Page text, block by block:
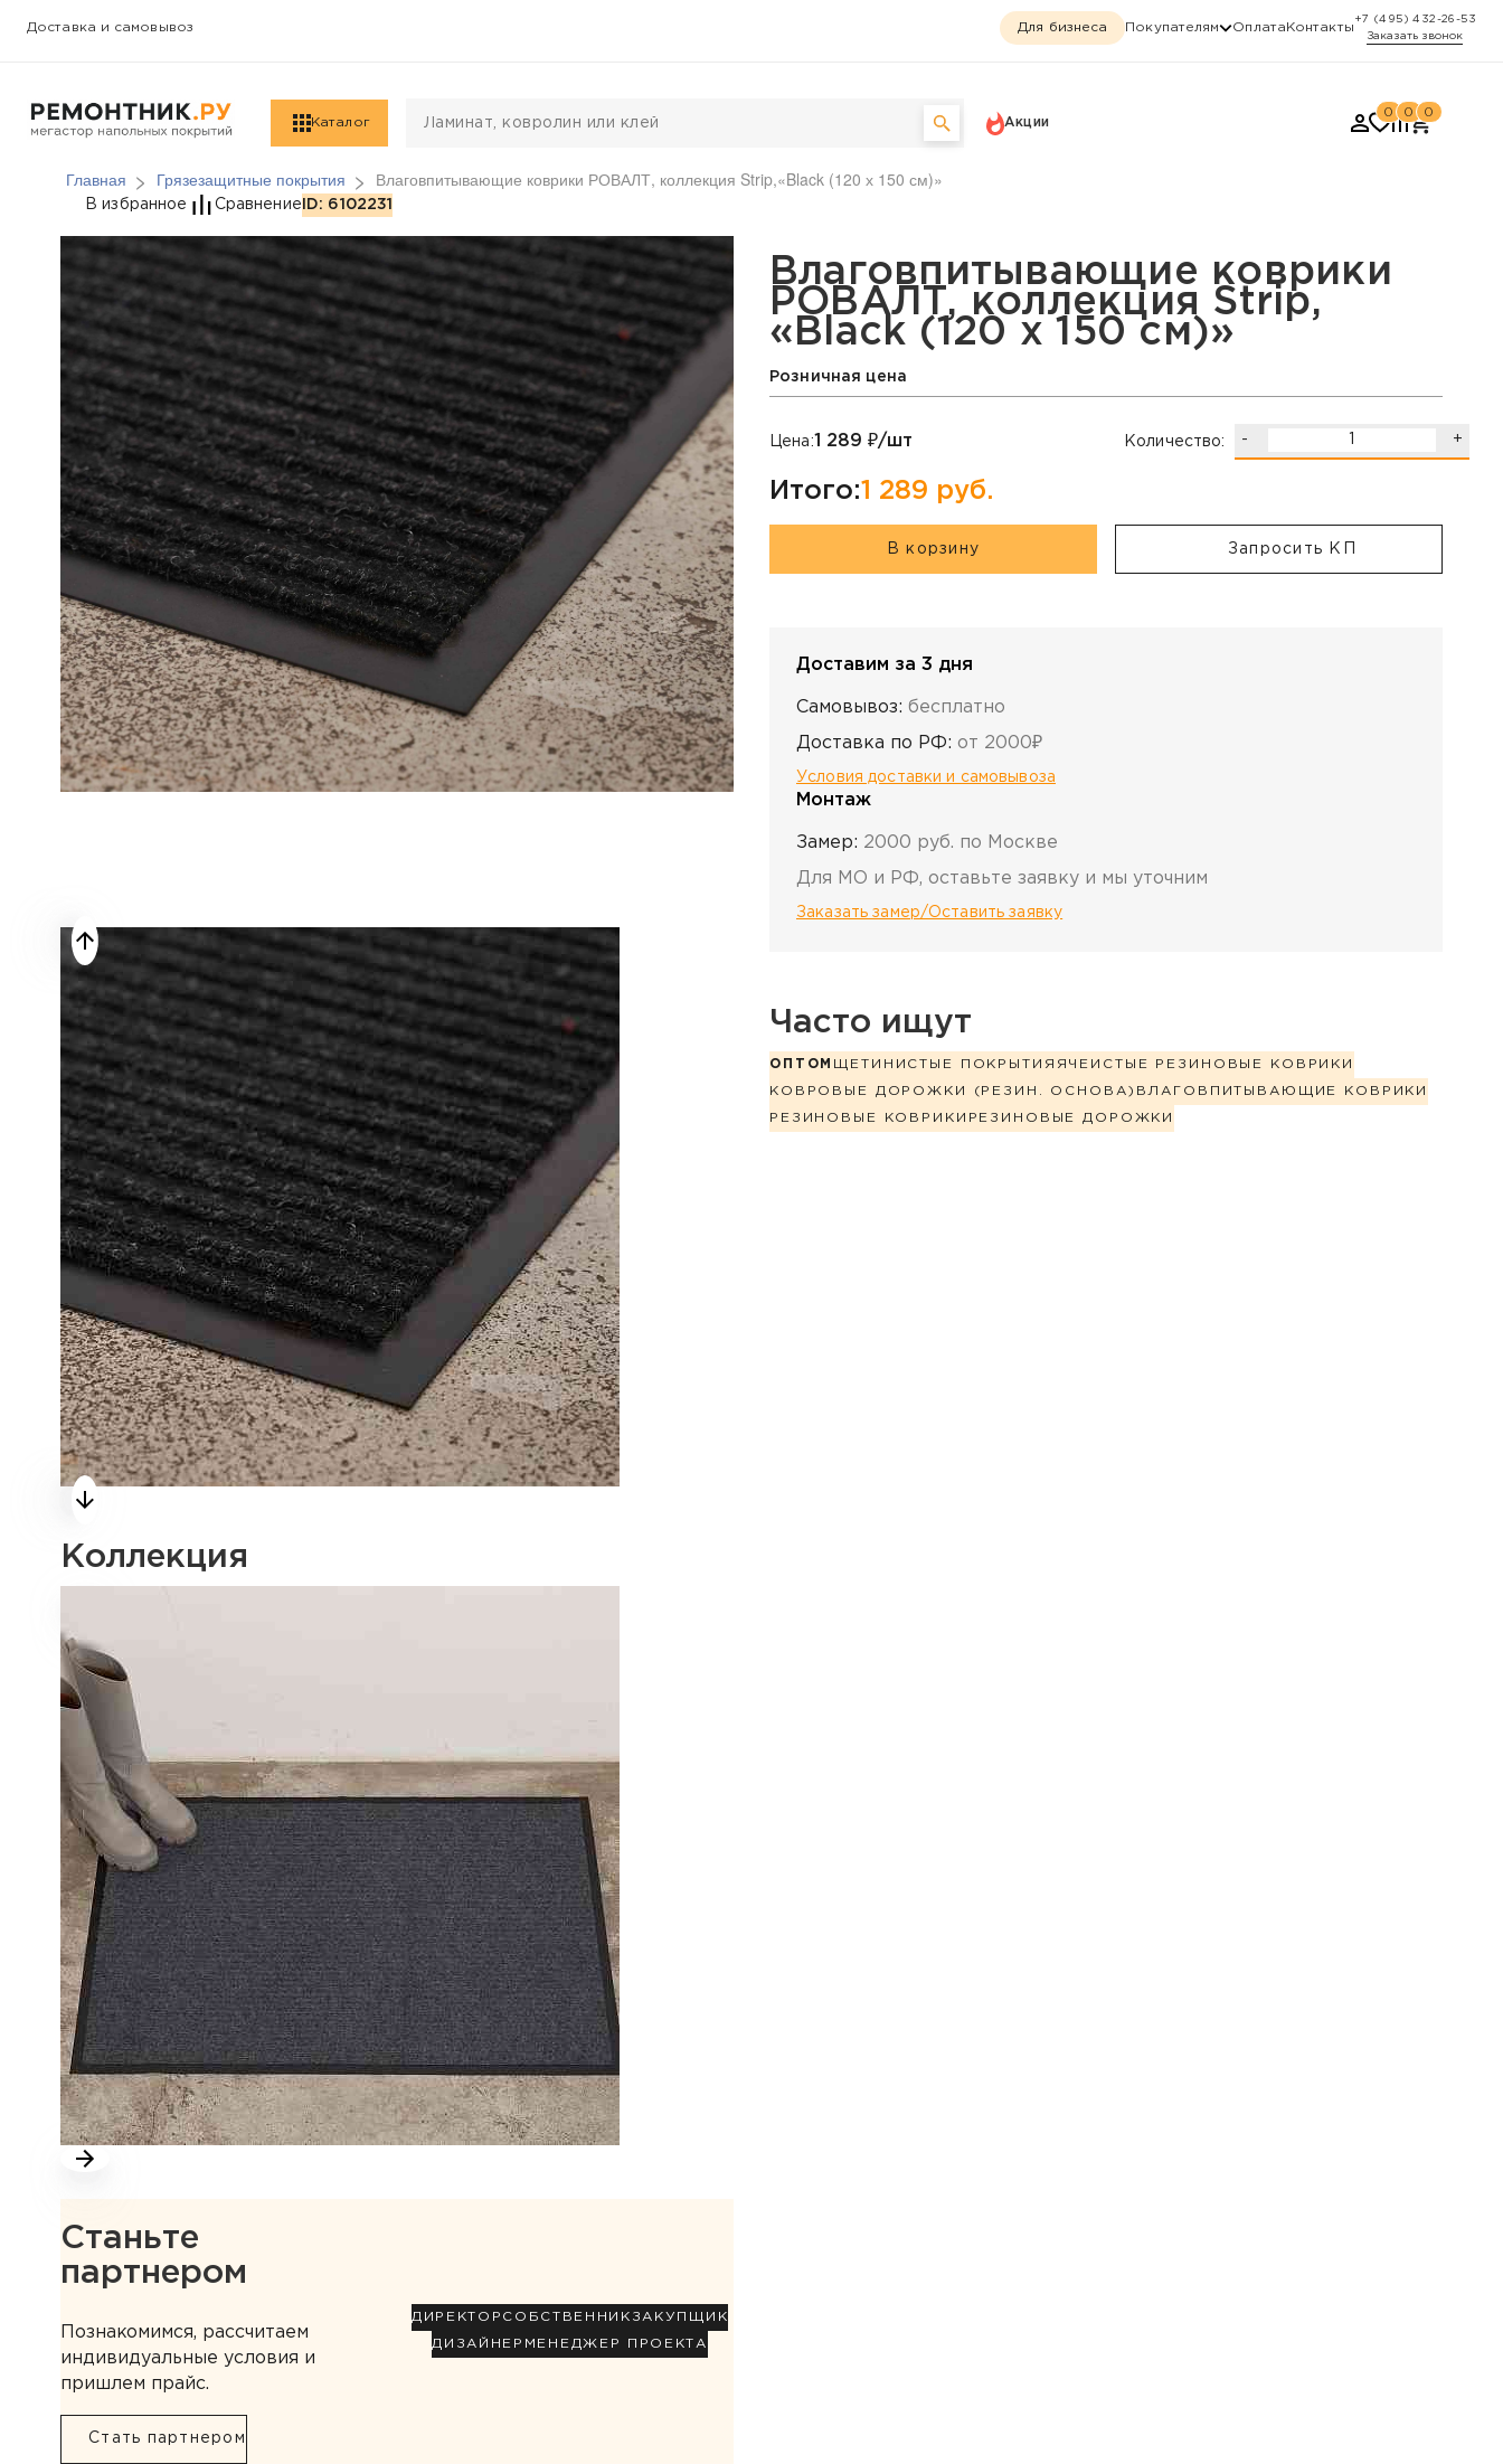
Доставка и самовывоз Для бизнеса Покупателям Оплата Контакты
+7 (495) 432-26-53
Заказать звонок
Каталог Акции
0 0 0
Главная Грязезащитные покрытия Влаговпитывающие коврики РОВАЛТ, коллекция Strip,«Black (120 х 150 см)»
Влаговпитывающие коврики РОВАЛТ, коллекция Strip, «Black (120 х
В избранное Сравнение ID: 6102231
Коллекция
Станьте
партнером
Познакомимся, рассчитаем
индивидуальные условия и
пришлем прайс.
Стать партнером
ДИРЕКТОР СОБСТВЕННИК ЗАКУПЩИК
ДИЗАЙНЕР МЕНЕДЖЕР ПРОЕКТА
Влаговпитывающие коврики
РОВАЛТ, коллекция Strip,
«Black (120 х 150 см)»
Розничная цена
Цена:1 289 ₽/шт Количество: - +
Итого:1 289 руб.
В корзину Запросить КП
Доставим за 3 дня
Самовывоз: бесплатно
Доставка по РФ: от 2000₽
Условия доставки и самовывоза
Монтаж
Замер: 2000 руб. по Москве
Для МО и РФ, оставьте заявку и мы уточним
Заказать замер/Оставить заявку
Часто ищут
ОПТОМ ЩЕТИНИСТЫЕ ПОКРЫТИЯ ЯЧЕИСТЫЕ РЕЗИНОВЫЕ КОВРИКИ
КОВРОВЫЕ ДОРОЖКИ (РЕЗИН. ОСНОВА) ВЛАГОВПИТЫВАЮЩИЕ КОВРИКИ
РЕЗИНОВЫЕ КОВРИКИ РЕЗИНОВЫЕ ДОРОЖКИ